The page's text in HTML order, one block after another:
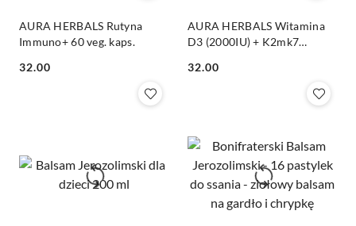
AURA HERBALS Rutyna
Immuno+ 60 veg. kaps.
Cena:
32.00
AURA HERBALS Witamina
D3 (2000IU) + K2mk7
tabletki 10,8g (90 tabl.)
Cena:
32.00